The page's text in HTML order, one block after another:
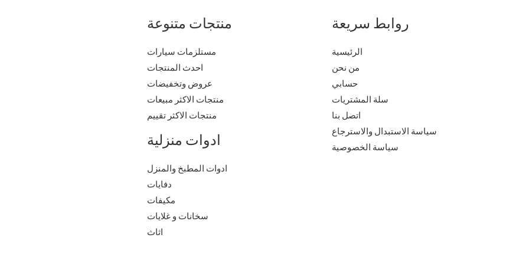
روابط سريعة
الرئيسية
من نحن
حسابي
سلة المشتريات
اتصل بنا
سياسة الاستبدال والاسترجاع
سياسة الخصوصية
منتجات متنوعة
مستلزمات سيارات
احدث المنتجات
عروض وتخفيضات
منتجات الاكثر مبيعات
منتجات الاكثر تقييم
ادوات منزلية
ادوات المطبخ والمنزل
دفايات
مكيفات
سخانات و غلايات
اثاث